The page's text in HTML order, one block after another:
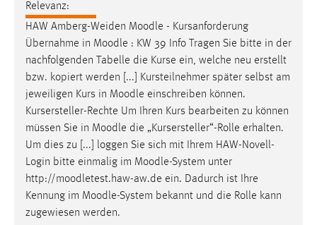
Relevanz:
HAW Amberg-Weiden Moodle - Kursanforderung
Übernahme in Moodle : KW 39 Info Tragen Sie bitte in der
nachfolgenden Tabelle die Kurse ein, welche neu erstellt
bzw. kopiert werden [...] Kursteilnehmer später selbst am
jeweiligen Kurs in Moodle einschreiben können.
Kursersteller-Rechte Um Ihren Kurs bearbeiten zu können
müssen Sie in Moodle die „Kursersteller“-Rolle erhalten.
Um dies zu [...] loggen Sie sich mit Ihrem HAW-Novell-
Login bitte einmalig im Moodle-System unter
http://moodletest.haw-aw.de ein. Dadurch ist Ihre
Kennung im Moodle-System bekannt und die Rolle kann
zugewiesen werden.
Matomo
Name:
_pk_ref, _pk_cvar, _pk_id, _pk_ses
Zweck:
Zugriffsstatistik
Cookie Laufzeit:
Max. 13 Monate
MARKETING
Marketing Cookies werden von Drittanbietern